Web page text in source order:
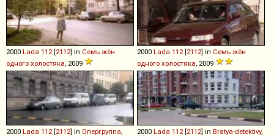
2000 Lada 112[2112] in Семь жён
одного холостяка, 2009
2000 Lada 112[2112] in Семь жён
одного холостяка, 2009
2000 Lada 112[2112] in Опергруппа,
2000 Lada 112[2112] in Bratya-detektivy,